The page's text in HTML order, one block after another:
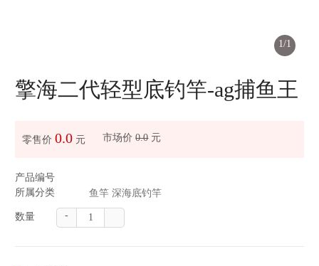
1/1
擎海二代轻型底钓竿-ag捕鱼王
零售价 0.0 元 市场价 0.0 元
产品编号
所属分类
鱼竿 深海底钓竿
数量 -